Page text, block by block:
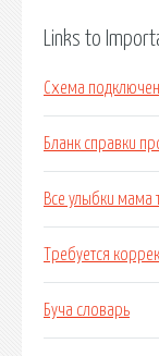
Links to
Схема
Бланк справки
Все улыбки мама
Требуется
Буча словарь